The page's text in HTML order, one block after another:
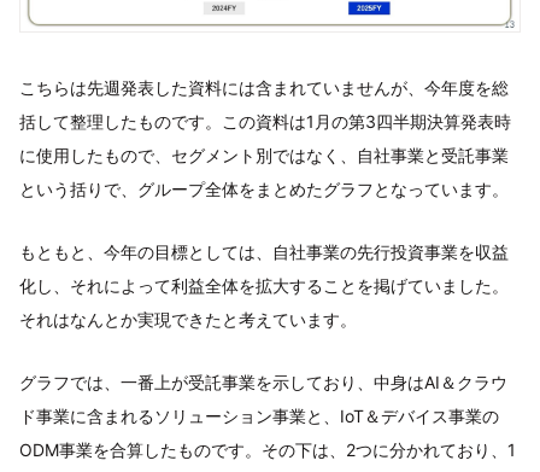
こちらは先週発表した資料には含まれていませんが、今年度を総
括して整理したものです。この資料は1月の第3四半期決算発表時
に使用したもので、セグメント別ではなく、自社事業と受託事業
という括りで、グループ全体をまとめたグラフとなっています。
もともと、今年の目標としては、自社事業の先行投資事業を収益
化し、それによって利益全体を拡大することを掲げていました。
それはなんとか実現できたと考えています。
グラフでは、一番上が受託事業を示しており、中身はAI＆クラウ
ド事業に含まれるソリューション事業と、IoT＆デバイス事業の
ODM事業を合算したものです。その下は、2つに分かれており、1